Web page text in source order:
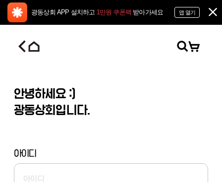
광동상회 APP 설치하고 1만원 쿠폰팩 받아가세요 앱 열기
안녕하세요 :)
광동상회입니다.
아이디